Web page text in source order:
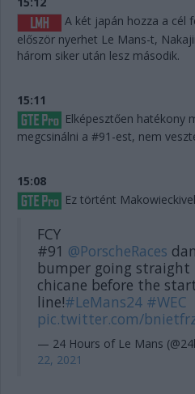
A két japán hozza a cél
először nyerhet Le Mans-t,
három siker után lesz második.
15:11
Elképesztően hatékony
megcsinálni a #91-est, nem
15:08
Ez történt
FCY
#91 @PorscheRaces
bumper going
chicane before the
line!#LeMans24 #WEC
pic.twitter.com/
— 24 Hours of Le Mans
22, 2021